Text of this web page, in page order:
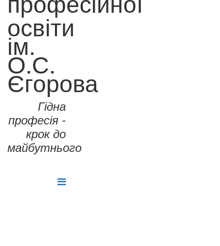
освіти
ім.
О.С.
Єгорова
Гідна
професія -
крок до
майбутнього